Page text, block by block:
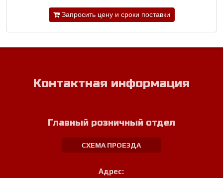
Запросить цену и сроки поставки
Контактная информация
Главный розничный отдел
СХЕМА ПРОЕЗДА
Адрес: